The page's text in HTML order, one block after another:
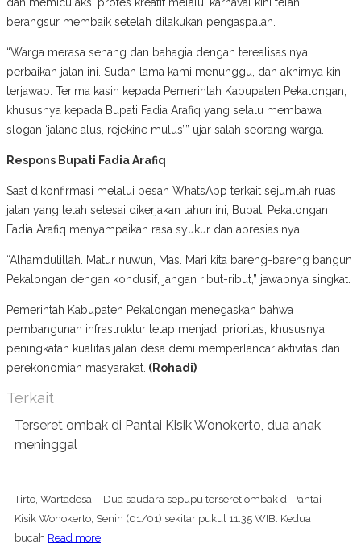
berangsur membaik setelah dilakukan pengaspalan.
“Warga merasa senang dan bahagia dengan terealisasinya
perbaikan jalan ini. Sudah lama kami menunggu, dan akhirnya kini
terjawab. Terima kasih kepada Pemerintah Kabupaten Pekalongan,
khususnya kepada Bupati Fadia Arafiq yang selalu membawa
slogan ‘jalane alus, rejekine mulus’,” ujar salah seorang warga.
Respons Bupati Fadia Arafiq
Saat dikonfirmasi melalui pesan WhatsApp terkait sejumlah ruas
jalan yang telah selesai dikerjakan tahun ini, Bupati Pekalongan
Fadia Arafiq menyampaikan rasa syukur dan apresiasinya.
“Alhamdulillah. Matur nuwun, Mas. Mari kita bareng-bareng bangun
Pekalongan dengan kondusif, jangan ribut-ribut,” jawabnya singkat.
Pemerintah Kabupaten Pekalongan menegaskan bahwa
pembangunan infrastruktur tetap menjadi prioritas, khususnya
peningkatan kualitas jalan desa demi memperlancar aktivitas dan
perekonomian masyarakat. (Rohadi)
Terkait
Terseret ombak di Pantai Kisik Wonokerto, dua anak
meninggal
Tirto, Wartadesa. - Dua saudara sepupu terseret ombak di Pantai
Kisik Wonokerto, Senin (01/01) sekitar pukul 11.35 WIB. Kedua
bucah Read more